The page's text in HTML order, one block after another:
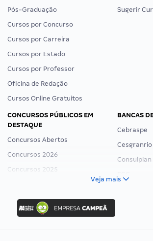
Pós-Graduação
Cursos por Concurso
Cursos por Carreira
Cursos por Estado
Cursos por Professor
Oficina de Redação
Cursos Online Gratuitos
Sugerir
CONCURSOS PÚBLICOS EM
DESTAQUE
Concursos Abertos
Concursos 2026
Concursos 2025
Concurso Ibama
Concurso MPU
Editais publicados
BANCAS
Cebraspe
Cesgranrio
Consulplan
Veja mais